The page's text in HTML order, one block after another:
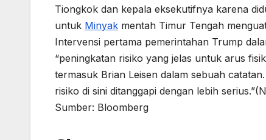
Tiongkok dan kepala eksekutifnya karena
untuk Minyak mentah Timur Tengah
Intervensi pertama pemerintahan Trump
“peningkatan risiko yang jelas untuk arus
termasuk Brian Leisen dalam sebuah
risiko di sini ditanggapi dengan lebih
Sumber: Bloomberg